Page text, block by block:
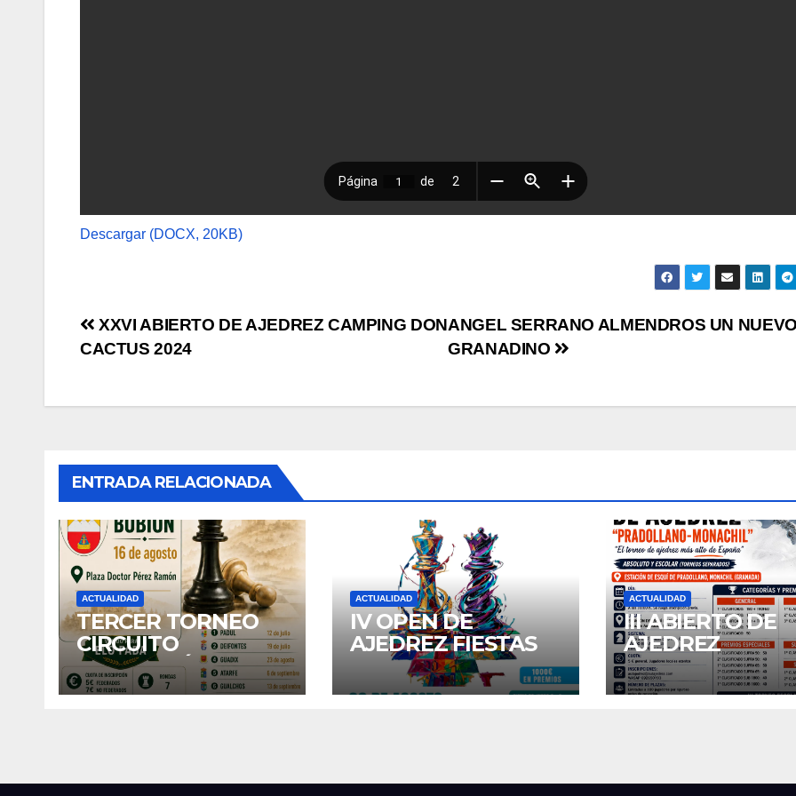
Descargar (DOCX, 20KB)
Navegación
entradas
ANGEL SERRANO ALMENDROS UN
GRANADINO
XXVI ABIERTO DE AJEDREZ CAMPING DON
CACTUS 2024
ENTRADA RELACIONADA
ACTUALIDAD
TERCER TORNEO
CIRCUITO
DIPUTACIÓN:
BUBION
ACTUALIDAD
IV OPEN DE
AJEDREZ FIESTAS
DE SAN AGUSTIN
2026
ACTUALIDAD
III ABIERTO DE
AJEDREZ
“PRADOLLANO
MONACHIL”